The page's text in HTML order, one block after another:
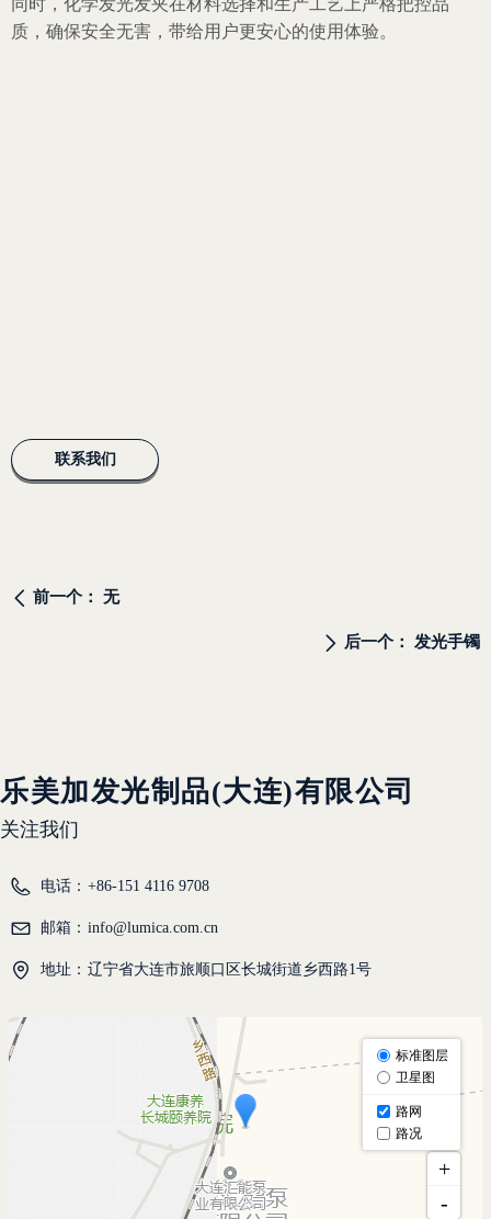
同时，化学发光发夹在材料选择和生产工艺上严格把控品
质，确保安全无害，带给用户更安心的使用体验。
联系我们
ꄴ 前一个： 无
ꄲ 后一个： 发光手镯
电话： +86-151 4116 9708
邮箱： info@lumica.com.cn
地址： 辽宁省大连市旅顺口区长城街道乡西路1号
乐美加发光制品(大连)有限公司
关注我们